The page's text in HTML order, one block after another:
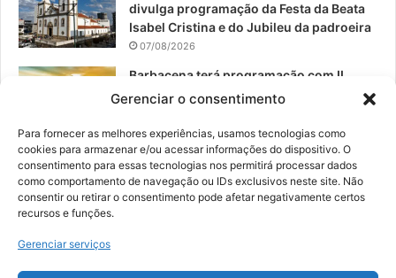
Gerenciar o consentimento
Para fornecer as melhores experiências, usamos tecnologias como
cookies para armazenar e/ou acessar informações do dispositivo. O
consentimento para essas tecnologias nos permitirá processar dados
como comportamento de navegação ou IDs exclusivos neste site. Não
consentir ou retirar o consentimento pode afetar negativamente certos
recursos e funções.
Gerenciar serviços
divulga programação da Festa da Beata
Isabel Cristina e do Jubileu da padroeira
07/08/2026
Barbacena terá programação com II
Festival Gastronômico e a 4ª Semana da
anos da cidade
07/08/2026
© 2026, Todos os direitos reservados | Desenvolvido por:
Digital Business| Hospedado por:NP Publicidade